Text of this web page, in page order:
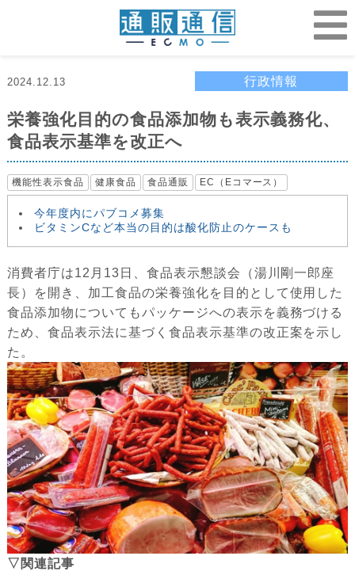
2024.12.13 行政情報
栄養強化目的の食品添加物も表示義務化、
食品表示基準を改正へ
機能性表示食品 健康食品 食品通販 EC（Eコマース）
今年度内にパブコメ募集
ビタミンCなど本当の目的は酸化防止のケースも
消費者庁は12月13日、食品表示懇談会（湯川剛一郎座
長）を開き、加工食品の栄養強化を目的として使用した
食品添加物についてもパッケージへの表示を義務づける
ため、食品表示法に基づく食品表示基準の改正案を示し
た。
▽関連記事